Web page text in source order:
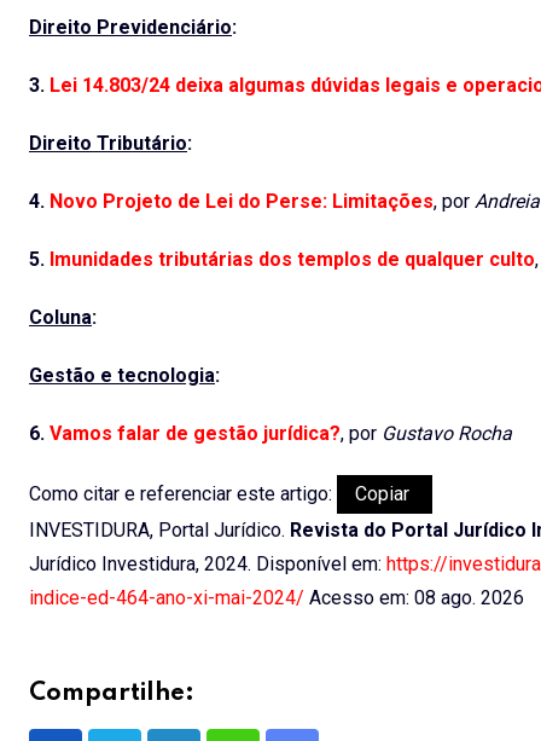
Direito Previdenciário:
3. Lei 14.803/24 deixa algumas dúvidas legais e
Direito Tributário:
4. Novo Projeto de Lei do Perse: Limitações, por
5. Imunidades tributárias dos templos de qualquer culto
Coluna:
Gestão e tecnologia:
6. Vamos falar de gestão jurídica?, por Gustavo Rocha
Como citar e referenciar este artigo:
Copiar
INVESTIDURA, Portal Jurídico. Revista do Portal Jurídico
Jurídico Investidura, 2024. Disponível em: https://
indice-ed-464-ano-xi-mai-2024/ Acesso em: 08 ago. 2026
Compartilhe: